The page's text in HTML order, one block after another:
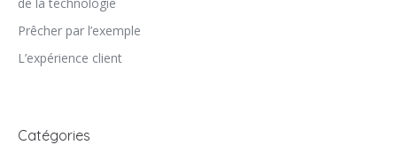
Prêcher par l’exemple
L’expérience client
Catégories